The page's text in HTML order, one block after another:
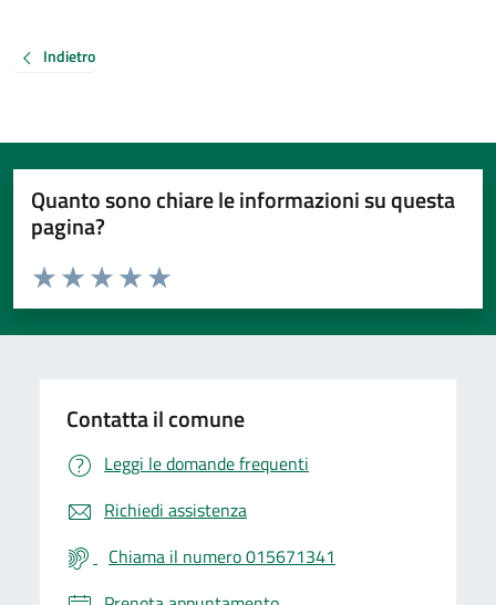
Indietro
Quanto sono chiare le informazioni su questa
pagina?
Valuta da 1 a 5 stelle la pagina
Valuta 5 stelle su 5
Valuta 4 stelle su 5
Valuta 3 stelle su 5
Valuta 2 stelle su 5
Valuta 1 stelle su 5
Contatta il comune
Leggi le domande frequenti
Richiedi assistenza
Chiama il numero 015671341